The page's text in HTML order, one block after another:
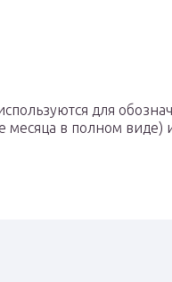
для
месяца в полном виде)